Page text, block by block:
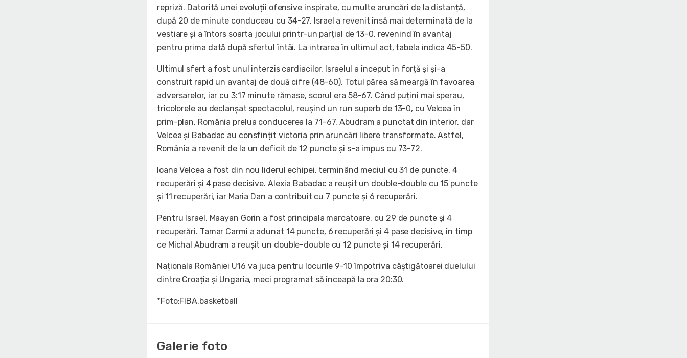
repriză. Datorită unei evoluții ofensive inspirate, cu multe aruncări de la distanță,
după 20 de minute conduceau cu 34-27. Israel a revenit însă mai determinată de la
vestiare și a întors soarta jocului printr-un parțial de 13-0, revenind în avantaj
pentru prima dată după sfertul întâi. La intrarea în ultimul act, tabela indica 45-50.
Ultimul sfert a fost unul interzis cardiacilor. Israelul a început în forță și și-a
construit rapid un avantaj de două cifre (48-60). Totul părea să meargă în favoarea
adversarelor, iar cu 3:17 minute rămase, scorul era 58-67. Când puțini mai sperau,
tricolorele au declanșat spectacolul, reușind un run superb de 13-0, cu Velcea în
prim-plan. România prelua conducerea la 71-67. Abudram a punctat din interior, dar
Velcea și Babadac au consfințit victoria prin aruncări libere transformate. Astfel,
România a revenit de la un deficit de 12 puncte și s-a impus cu 73-72.
Ioana Velcea a fost din nou liderul echipei, terminând meciul cu 31 de puncte, 4
recuperări și 4 pase decisive. Alexia Babadac a reușit un double-double cu 15 puncte
și 11 recuperări, iar Maria Dan a contribuit cu 7 puncte și 6 recuperări.
Pentru Israel, Maayan Gorin a fost principala marcatoare, cu 29 de puncte și 4
recuperări. Tamar Carmi a adunat 14 puncte, 6 recuperări și 4 pase decisive, în timp
ce Michal Abudram a reușit un double-double cu 12 puncte și 14 recuperări.
Naționala României U16 va juca pentru locurile 9-10 împotriva câștigătoarei duelului
dintre Croația și Ungaria, meci programat să înceapă la ora 20:30.
*Foto:FIBA.basketball
Galerie foto